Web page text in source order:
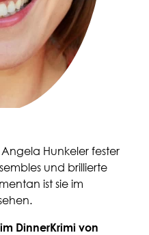
Angela Hunkeler fester
und brillierte
ist sie im
DinnerKrimi von